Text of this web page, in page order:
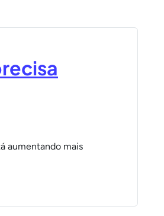
aumentando mais